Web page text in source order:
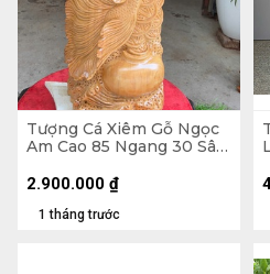
Tượng Cá Xiêm Gỗ Ngọc
Am Cao 85 Ngang 30 Sâu
1 tháng trước
2.900.000 ₫